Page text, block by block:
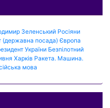
Зеленський Росіяни
(державна посада) Європа
України Безпілотний
Харків Ракета. Машина.
мова